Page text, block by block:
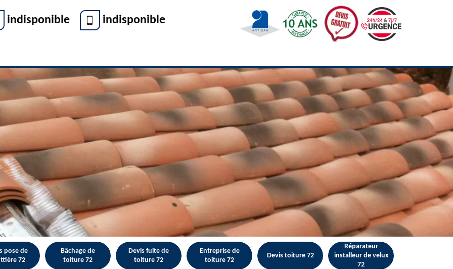
indisponible indisponible
pose de
72
Bâchage de
toiture 72
Devis fuite de
toiture 72
Entreprise de
toiture 72
Devis toiture 72
Réparateur
installeur de velux
72